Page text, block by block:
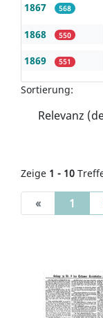
1867 568
1868 550
1869 551
Sortierung:
Zeige 1 - 10
« 1